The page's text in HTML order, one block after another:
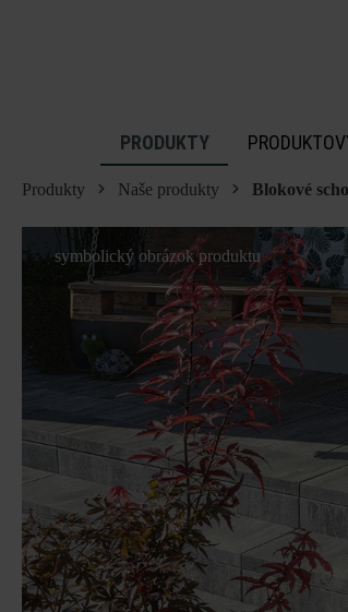
PRODUKTY
Produkty Naše produkty Blokové
symbolický obrázok produktu